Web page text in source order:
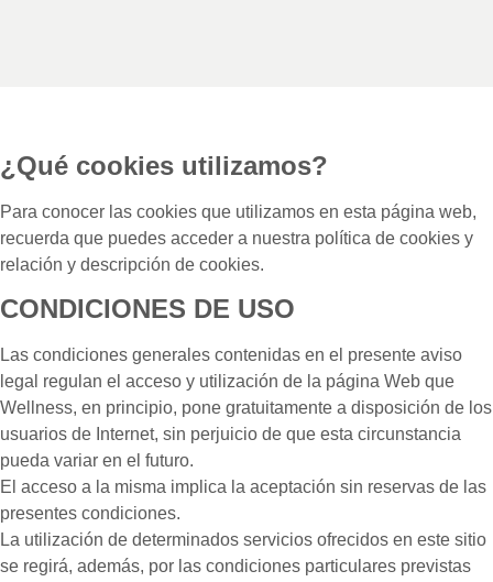
¿Qué cookies utilizamos?
Para conocer las cookies que utilizamos en esta página web,
recuerda que puedes acceder a nuestra política de cookies y
relación y descripción de cookies.
CONDICIONES DE USO
Las condiciones generales contenidas en el presente aviso
legal regulan el acceso y utilización de la página Web que
Wellness, en principio, pone gratuitamente a disposición de los
usuarios de Internet, sin perjuicio de que esta circunstancia
pueda variar en el futuro.
El acceso a la misma implica la aceptación sin reservas de las
presentes condiciones.
La utilización de determinados servicios ofrecidos en este sitio
se regirá, además, por las condiciones particulares previstas